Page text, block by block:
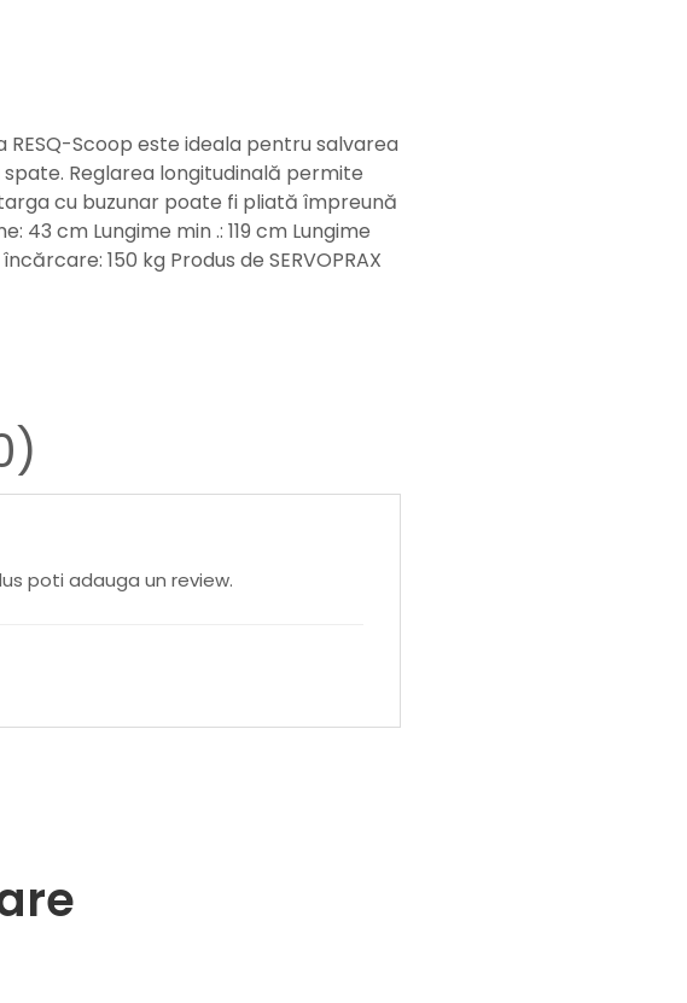
RESQ-Scoop este ideala pentru salvarea
Reglarea longitudinală permite
cu buzunar poate fi pliată împreună
43 cm Lungime min .: 119 cm Lungime
150 kg Produs de SERVOPRAX
poti adauga un review.